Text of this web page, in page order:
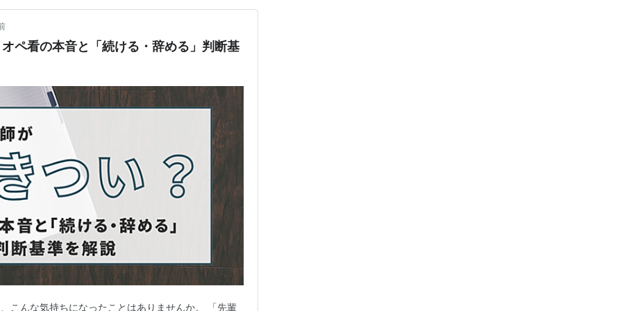
ペ看の本音と「続ける・辞める」判断基
こんな気持ちになったことはありませんか。 「先輩